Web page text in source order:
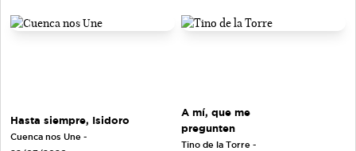
Hasta siempre, Isidoro
Cuenca nos Une -
A mí, que me
pregunten
Tino de la Torre -